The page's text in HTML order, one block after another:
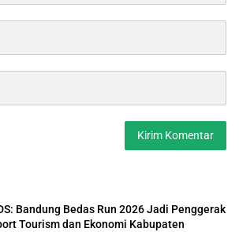
Bandung Bedas Run 2026 Jadi Penggerak
Tourism dan Ekonomi Kabupaten